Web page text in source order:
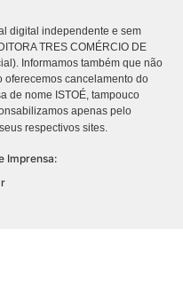
digital independente e sem
TRES COMÉRCIO DE
Informamos também que não
oferecemos cancelamento do
de nome ISTOÉ, tampouco
apenas pelo
respectivos sites.
Imprensa: